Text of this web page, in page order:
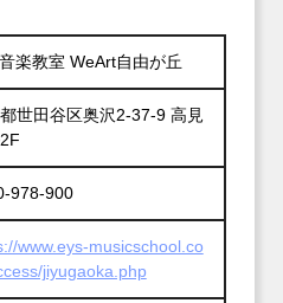
楽教室 WeArt自由が丘
世田谷区奥沢2-37-9 高見
978-900
www.eys-musicschool.co
jiyugaoka.php